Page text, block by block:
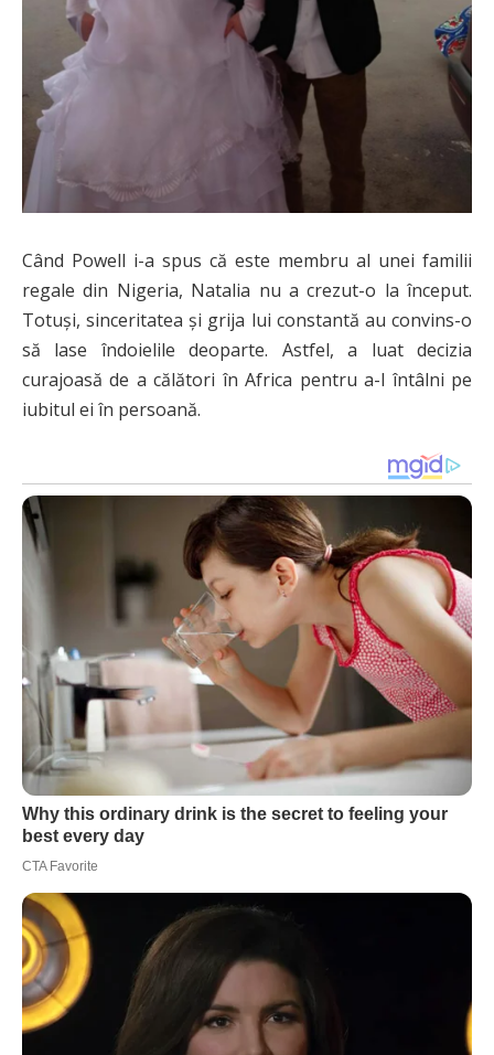
Când Powell i-a spus că este membru al unei familii
regale din Nigeria, Natalia nu a crezut-o la început.
Totuși, sinceritatea și grija lui constantă au convins-o
să lase îndoielile deoparte. Astfel, a luat decizia
curajoasă de a călători în Africa pentru a-l întâlni pe
iubitul ei în persoană.